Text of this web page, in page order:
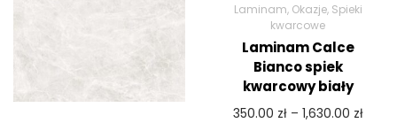
Laminam, Okazje, Spieki
kwarcowe
Laminam Calce
Bianco spiek
kwarcowy biały
350.00 zł – 1,630.00 zł